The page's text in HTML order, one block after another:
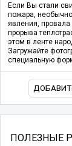
Если Вы стали
пожара,
явления, провала
прорыва
этом в ленте
Загружайте
специальную
ПОЛЕЗНЫЕ